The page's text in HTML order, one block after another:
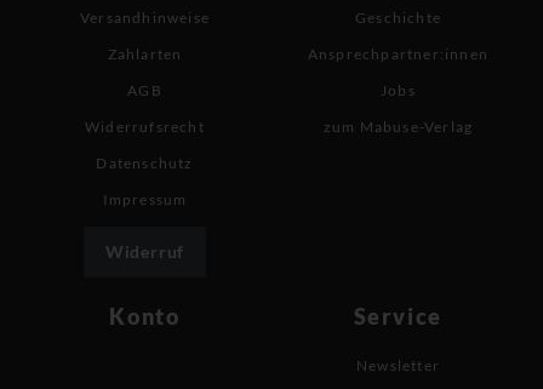
Versandhinweise
Zahlarten
AGB
Widerrufsrecht
Datenschutz
Impressum
Widerruf
Geschichte
Ansprechpartner:innen
Jobs
zum Mabuse-Verlag
Konto Service
Newsletter